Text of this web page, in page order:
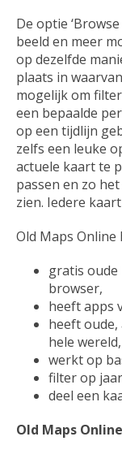
De optie
beeld en meer
op dezelfde
plaats in
mogelijk om
een bepaalde
op een tijdlijn
zelfs een leuke
actuele kaart te
passen en zo
zien. Iedere
Old Maps
gratis
browser,
heeft apps
heeft
hele wereld,
werkt op
filter op
deel een
Old Maps